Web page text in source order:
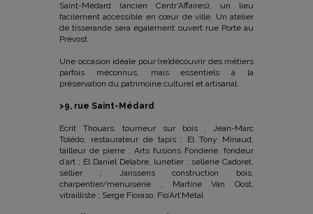
Saint-Médard (ancien Centr’Affaires), un lieu
facilement accessible en cœur de ville. Un atelier
de tisserande sera également ouvert rue Porte au
Prévost.
Une occasion idéale pour (re)découvrir des métiers
parfois méconnus, mais essentiels à la
préservation du patrimoine culturel et artisanal.
>9, rue Saint-Médard
Ecrit Thouars, tourneur sur bois ; Jean-Marc
Tolédo, restaurateur de tapis ; El Tony Minaud,
tailleur de pierre ; Arts fusions Fonderie, fondeur
d’art ; El Daniel Delabre, lunetier ; sellerie Cadoret,
sellier ; Janssens construction bois,
charpentier/menuiserie ; Martine Van Oost,
vitrailliste ; Serge Fioraso, Fio’Art’Métal